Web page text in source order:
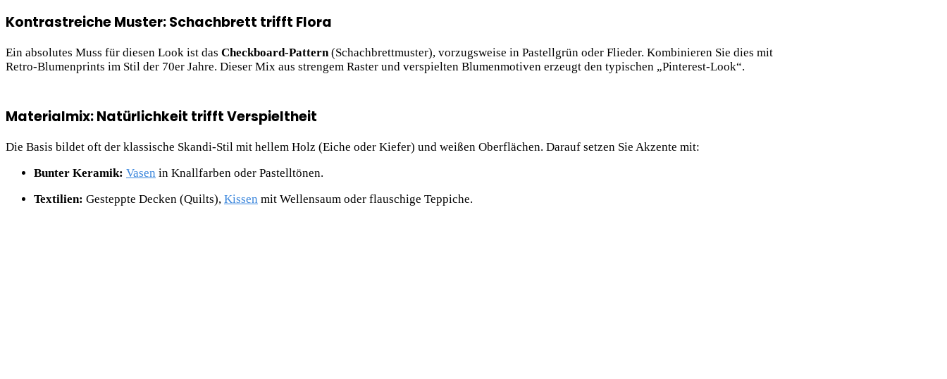
Kontrastreiche Muster: Schachbrett trifft Flora
Ein absolutes Muss für diesen Look ist das Checkboard-Pattern(Schachbrettmuster), vorzugsweise in Pastellgrün oder Flieder. Kombinieren Sie dies mit
Retro-Blumenprints im Stil der 70er Jahre. Dieser Mix aus strengem Raster und verspielten Blumenmotiven erzeugt den typischen „Pinterest-Look“.
Materialmix: Natürlichkeit trifft Verspieltheit
Die Basis bildet oft der klassische Skandi-Stil mit hellem Holz (Eiche oder Kiefer) und weißen Oberflächen. Darauf setzen Sie Akzente mit:
Bunter Keramik: Vasen in Knallfarben oder Pastelltönen.
Textilien: Gesteppte Decken (Quilts), Kissen mit Wellensaum oder flauschige Teppiche.